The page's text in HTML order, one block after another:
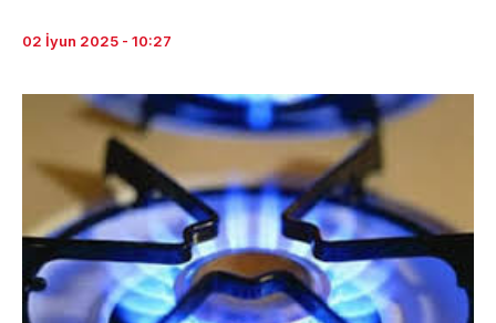
02 İyun 2025 - 10:27